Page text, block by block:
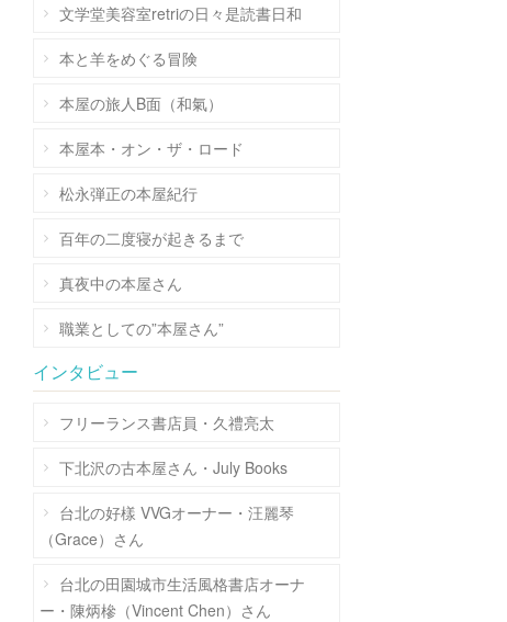
文学堂美容室retriの日々是読書日和
本と羊をめぐる冒険
本屋の旅人B面（和氣）
本屋本・オン・ザ・ロード
松永弾正の本屋紀行
百年の二度寝が起きるまで
真夜中の本屋さん
職業としての”本屋さん”
インタビュー
フリーランス書店員・久禮亮太
下北沢の古本屋さん・July Books
台北の好樣 VVGオーナー・汪麗琴
（Grace）さん
台北の田園城市生活風格書店オーナ
ー・陳炳槮（Vincent Chen）さん